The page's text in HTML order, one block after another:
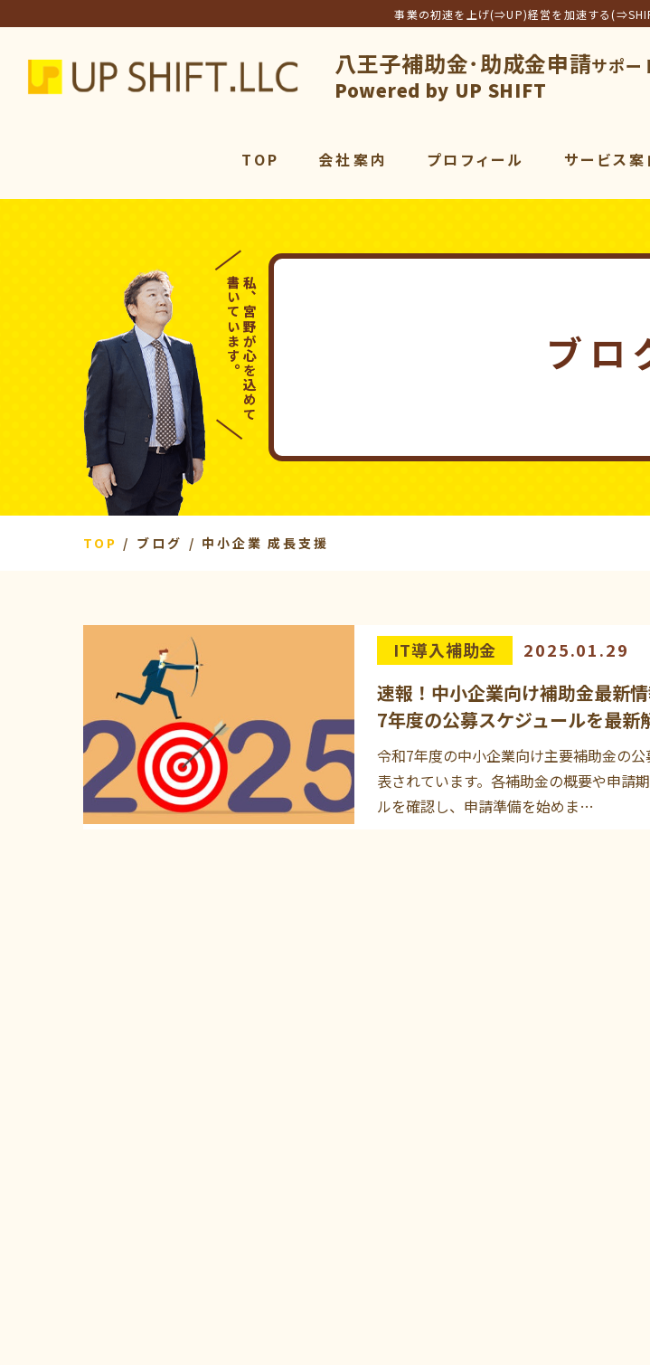
事業の初速を上げ(⇒UP)経営を加速する
アップシフト合同会社
八王子補助金･助成金申請サポー
Powered by UP SHIFT
TOP 会社案内 プロフィール
サービス案
サービ
パワー
ブロ
TOP ブログ 中小企業 成長支援
IT導入補助金 2025.01.29
速報！中小企業向け補助金最新
7年度の公募スケジュールを最新
令和7年度の中小企業向け主要補助金の
表されています。各補助金の概要や申請
ルを確認し、申請準備を始めま…